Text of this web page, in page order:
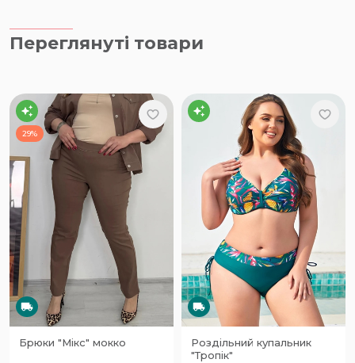
Переглянуті товари
29%
Брюки "Мікс" мокко
Роздільний купальник
"Тропік"